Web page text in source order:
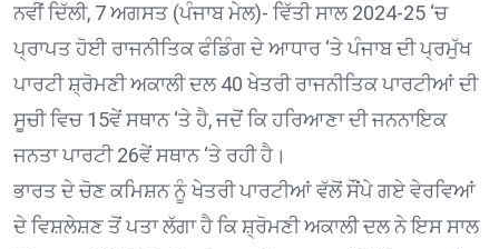
ਨਵੀਂ ਦਿੱਲੀ, 7 ਅਗਸਤ (ਪੰਜਾਬ ਮੇਲ)- ਵਿੱਤੀ ਸਾਲ 2024-25 ‘ਚ
ਪ੍ਰਾਪਤ ਹੋਈ ਰਾਜਨੀਤਿਕ ਫੰਡਿੰਗ ਦੇ ਆਧਾਰ ‘ਤੇ ਪੰਜਾਬ ਦੀ ਪ੍ਰਮੁੱਖ
ਪਾਰਟੀ ਸ਼੍ਰੋਮਣੀ ਅਕਾਲੀ ਦਲ 40 ਖੇਤਰੀ ਰਾਜਨੀਤਿਕ ਪਾਰਟੀਆਂ ਦੀ
ਸੂਚੀ ਵਿਚ 15ਵੇਂ ਸਥਾਨ ‘ਤੇ ਹੈ, ਜਦੋਂ ਕਿ ਹਰਿਆਣਾ ਦੀ ਜਨਨਾਇਕ
ਜਨਤਾ ਪਾਰਟੀ 26ਵੇਂ ਸਥਾਨ ‘ਤੇ ਰਹੀ ਹੈ।
ਭਾਰਤ ਦੇ ਚੋਣ ਕਮਿਸ਼ਨ ਨੂੰ ਖੇਤਰੀ ਪਾਰਟੀਆਂ ਵੱਲੋਂ ਸੌਂਪੇ ਗਏ ਵੇਰਵਿਆਂ
ਦੇ ਵਿਸ਼ਲੇਸ਼ਣ ਤੋਂ ਪਤਾ ਲੱਗਾ ਹੈ ਕਿ ਸ਼੍ਰੋਮਣੀ ਅਕਾਲੀ ਦਲ ਨੇ ਇਸ ਸਾਲ